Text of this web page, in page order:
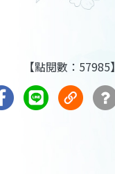
【點閱數：57985】